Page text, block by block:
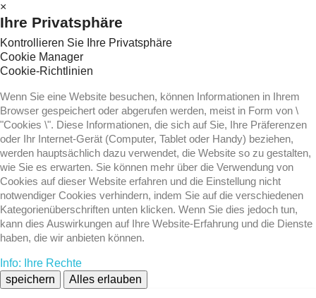
×
Ihre Privatsphäre
Kontrollieren Sie Ihre Privatsphäre
Cookie Manager
Cookie-Richtlinien
Wenn Sie eine Website besuchen, können Informationen in Ihrem
Browser gespeichert oder abgerufen werden, meist in Form von \
"Cookies \". Diese Informationen, die sich auf Sie, Ihre Präferenzen
oder Ihr Internet-Gerät (Computer, Tablet oder Handy) beziehen,
werden hauptsächlich dazu verwendet, die Website so zu gestalten,
wie Sie es erwarten. Sie können mehr über die Verwendung von
Cookies auf dieser Website erfahren und die Einstellung nicht
notwendiger Cookies verhindern, indem Sie auf die verschiedenen
Kategorienüberschriften unten klicken. Wenn Sie dies jedoch tun,
kann dies Auswirkungen auf Ihre Website-Erfahrung und die Dienste
haben, die wir anbieten können.
Info: Ihre Rechte
speichern
Alles erlauben